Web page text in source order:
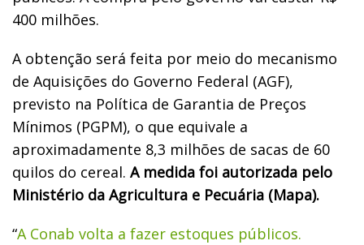
400 milhões.
A obtenção será feita por meio do mecanismo
de Aquisições do Governo Federal (AGF),
previsto na Política de Garantia de Preços
Mínimos (PGPM), o que equivale a
aproximadamente 8,3 milhões de sacas de 60
quilos do cereal. A medida foi autorizada pelo
Ministério da Agricultura e Pecuária (Mapa).
“A Conab volta a fazer estoques públicos.